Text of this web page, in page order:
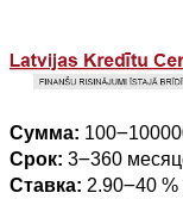
Сумма:
Срок: 3౼360
Ставка: 2.90౼40 %